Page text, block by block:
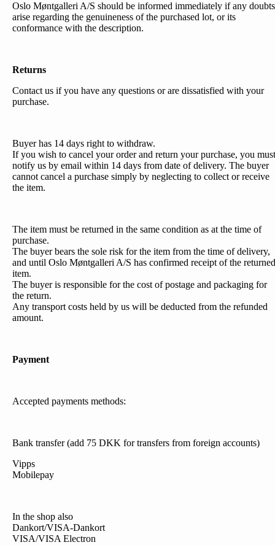
Oslo Møntgalleri A/S should be informed immediately if any doubts
arise regarding the genuineness of the purchased lot, or its
conformance with the description.
Returns
Contact us if you have any questions or are dissatisfied with your
purchase.
Buyer has 14 days right to withdraw.
If you wish to cancel your order and return your purchase, you must
notify us by email within 14 days from date of delivery. The buyer
cannot cancel a purchase simply by neglecting to collect or receive
the item.
The item must be returned in the same condition as at the time of
purchase.
The buyer bears the sole risk for the item from the time of delivery,
and until Oslo Møntgalleri A/S has confirmed receipt of the returned
item.
The buyer is responsible for the cost of postage and packaging for
the return.
Any transport costs held by us will be deducted from the refunded
amount.
Payment
Accepted payments methods:
Bank transfer (add 75 DKK for transfers from foreign accounts)
Vipps
Mobilepay
In the shop also
Dankort/VISA-Dankort
VISA/VISA Electron